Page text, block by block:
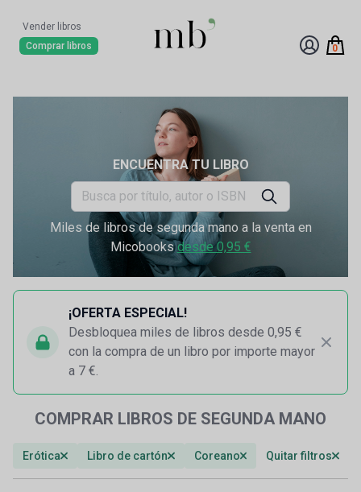
Vender libros
Comprar libros
0
ENCUENTRA TU LIBRO
Miles de libros de segunda mano a la venta en
Micobooksdesde 0,95 €
¡OFERTA ESPECIAL!
Desbloquea miles de libros desde 0,95 €
con la compra de un libro por importe mayor
a 7 €.
COMPRAR LIBROS DE SEGUNDA MANO
Erótica Libro de cartón Coreano Quitar filtros